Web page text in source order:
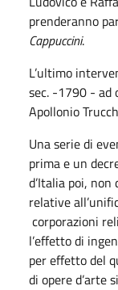
prenderanno
Cappuccini.
L’ultimo
sec. -1790 - ad
Apollonio
Una serie di
prima e un
d’Italia poi,
relative
corporazioni
l’effetto di
per effetto del
di opere d’arte